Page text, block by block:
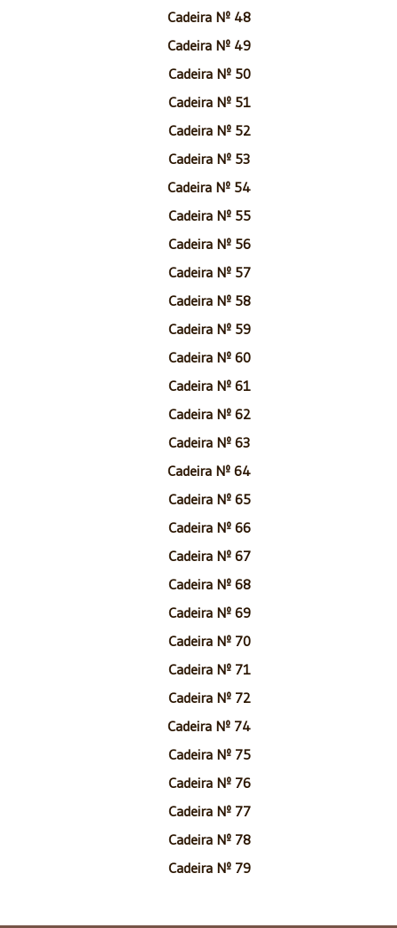
Cadeira Nº 48
Cadeira Nº 49
Cadeira Nº 50
Cadeira Nº 51
Cadeira Nº 52
Cadeira Nº 53
Cadeira Nº 54
Cadeira Nº 55
Cadeira Nº 56
Cadeira Nº 57
Cadeira Nº 58
Cadeira Nº 59
Cadeira Nº 60
Cadeira Nº 61
Cadeira Nº 62
Cadeira Nº 63
Cadeira Nº 64
Cadeira Nº 65
Cadeira Nº 66
Cadeira Nº 67
Cadeira Nº 68
Cadeira Nº 69
Cadeira Nº 70
Cadeira Nº 71
Cadeira Nº 72
Cadeira Nº 74
Cadeira Nº 75
Cadeira Nº 76
Cadeira Nº 77
Cadeira Nº 78
Cadeira Nº 79